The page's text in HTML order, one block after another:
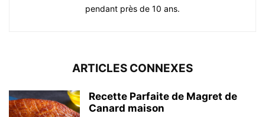
pendant près de 10 ans.
ARTICLES CONNEXES
Recette Parfaite de Magret de
Canard maison